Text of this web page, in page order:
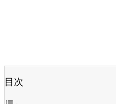
目次